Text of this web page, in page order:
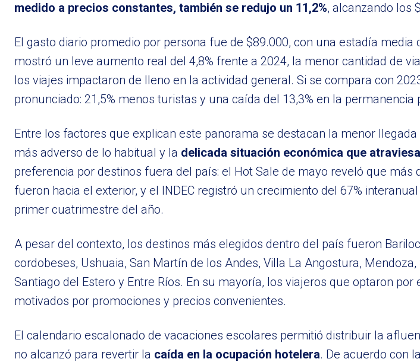
medido a precios constantes, también se redujo un 11,2%, alcanzando los
El gasto diario promedio por persona fue de $89.000, con una estadía media
mostró un leve aumento real del 4,8% frente a 2024, la menor cantidad de
los viajes impactaron de lleno en la actividad general. Si se compara con
pronunciado: 21,5% menos turistas y una caída del 13,3% en la permanencia
Entre los factores que explican este panorama se destacan la menor
más adverso de lo habitual y la delicada situación económica que
preferencia por destinos fuera del país: el Hot Sale de mayo reveló que
fueron hacia el exterior, y el INDEC registró un crecimiento del 67%
primer cuatrimestre del año.
A pesar del contexto, los destinos más elegidos dentro del país fueron
cordobeses, Ushuaia, San Martín de los Andes, Villa La Angostura,
Santiago del Estero y Entre Ríos. En su mayoría, los viajeros que optaron
motivados por promociones y precios convenientes.
El calendario escalonado de vacaciones escolares permitió distribuir la
no alcanzó para revertir la caída en la ocupación hotelera. De acuerdo con la